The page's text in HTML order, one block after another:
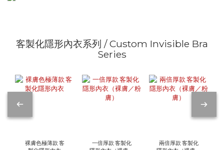
客製化隱形內衣系列 / Custom Invisible Bra
Series
裸膚色極薄款 客
一倍厚款 客製化
兩倍厚款 客製化